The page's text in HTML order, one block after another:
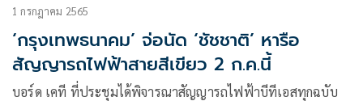
1 กรกฎาคม 2565
‘กรุงเทพธนาคม’ จ่อนัด ‘ชัชชาติ’ หารือ
สัญญารถไฟฟ้าสายสีเขียว 2 ก.ค.นี้
บอร์ด เคที ที่ประชุมได้พิจารณาสัญญารถไฟฟ้าบีทีเอสทุกฉบับ